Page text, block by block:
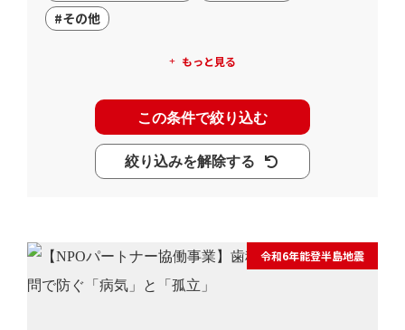
#その他
もっと見る
この条件で絞り込む
絞り込みを解除する
令和6年能登半島地震